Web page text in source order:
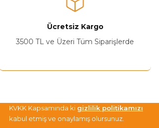
Ücretsiz Kargo
3500 TL ve Üzeri Tüm Siparişlerde
KVKK Kapsamında ki gizlilik politikamızı
kabul etmiş ve onaylamış olursunuz.